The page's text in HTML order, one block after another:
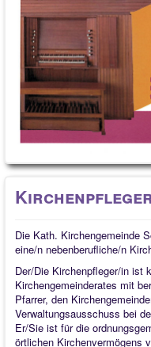
Die Kath. Kirchengemeinde
eine/n nebenberufliche/n
Der/Die Kirchenpfleger/in ist
Kirchengemeinderates mit
Pfarrer, den
Verwaltungsausschuss bei
Er/Sie ist für die
örtlichen Kirchenvermögens